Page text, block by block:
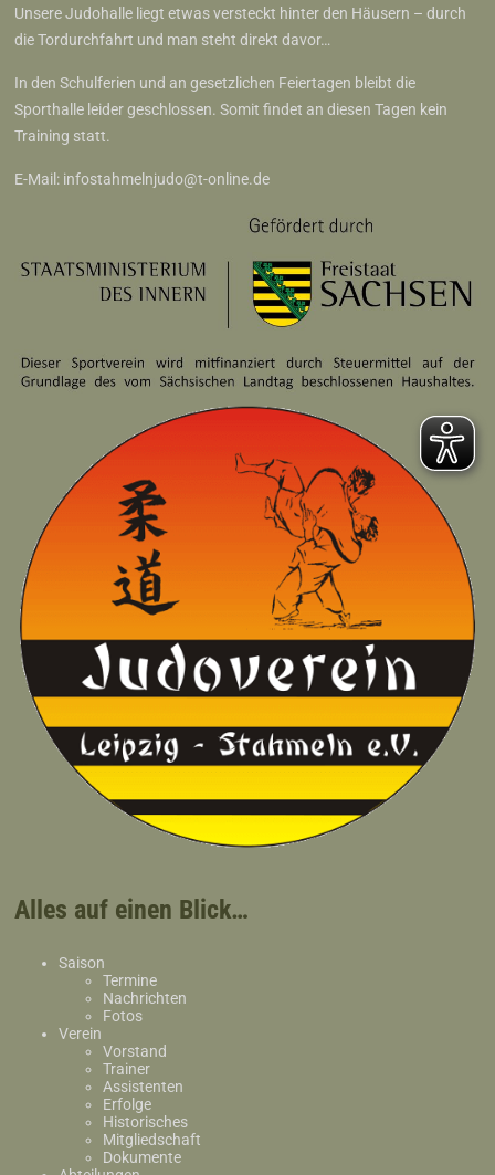
Unsere Judohalle liegt etwas versteckt hinter den Häusern – durch
die Tordurchfahrt und man steht direkt davor…
In den Schulferien und an gesetzlichen Feiertagen bleibt die
Sporthalle leider geschlossen. Somit findet an diesen Tagen kein
Training statt.
E-Mail: infostahmelnjudo@t-online.de
Alles auf einen Blick…
Saison
Termine
Nachrichten
Fotos
Verein
Vorstand
Trainer
Assistenten
Erfolge
Historisches
Mitgliedschaft
Dokumente